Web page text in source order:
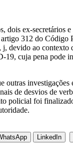
dois ex-secretários
312 do Código
devido ao contexto
19, cuja pena pode
outras investigações
de desvios de
policial foi
LinkedIn